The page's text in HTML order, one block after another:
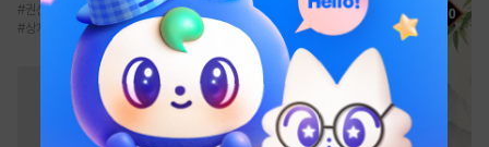
#권선징악 #직진녀 #회귀/타임슬립
#상처녀 계략남